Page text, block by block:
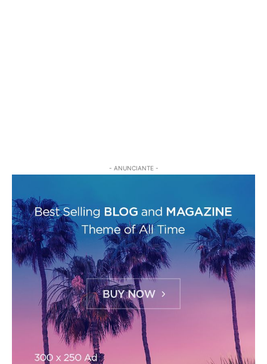
- ANUNCIANTE -